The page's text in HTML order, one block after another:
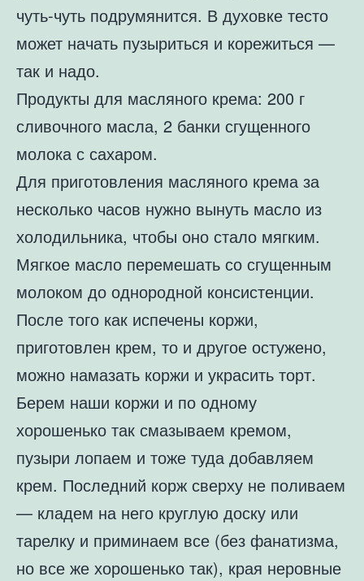
чуть-чуть подрумянится. В духовке тесто
может начать пузыриться и корежиться —
так и надо.
Продукты для масляного крема: 200 г
сливочного масла, 2 банки сгущенного
молока с сахаром.
Для приготовления масляного крема за
несколько часов нужно вынуть масло из
холодильника, чтобы оно стало мягким.
Мягкое масло перемешать со сгущенным
молоком до однородной консистенции.
После того как испечены коржи,
приготовлен крем, то и другое остужено,
можно намазать коржи и украсить торт.
Берем наши коржи и по одному
хорошенько так смазываем кремом,
пузыри лопаем и тоже туда добавляем
крем. Последний корж сверху не поливаем
— кладем на него круглую доску или
тарелку и приминаем все (без фанатизма,
но все же хорошенько так), края неровные